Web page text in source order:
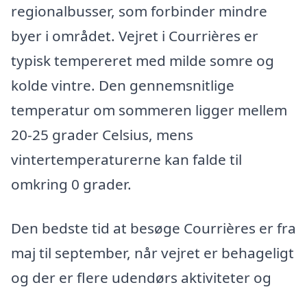
regionalbusser, som forbinder mindre
byer i området. Vejret i Courrières er
typisk tempereret med milde somre og
kolde vintre. Den gennemsnitlige
temperatur om sommeren ligger mellem
20-25 grader Celsius, mens
vintertemperaturerne kan falde til
omkring 0 grader.
Den bedste tid at besøge Courrières er fra
maj til september, når vejret er behageligt
og der er flere udendørs aktiviteter og